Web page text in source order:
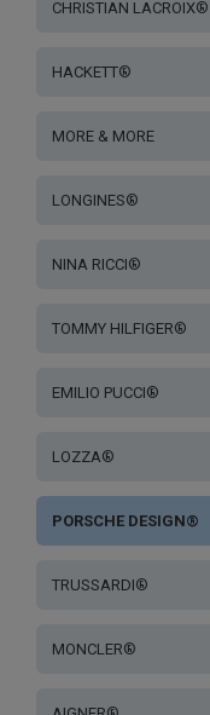
CHRISTIAN LACROIX®
HACKETT®
MORE & MORE
LONGINES®
NINA RICCI®
TOMMY HILFIGER®
EMILIO PUCCI®
LOZZA®
PORSCHE DESIGN®
TRUSSARDI®
MONCLER®